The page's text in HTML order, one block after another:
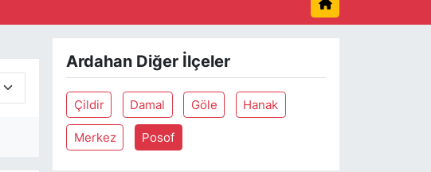
Ardahan Diğer İlçeler
Çildir Damal Göle Hanak
Merkez Posof